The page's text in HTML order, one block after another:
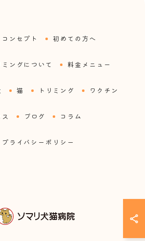
コンセプト 初めての方へ
ミングについて 料金メニュー
猫 トリミング ワクチン
ブログ コラム
プライバシーポリシー